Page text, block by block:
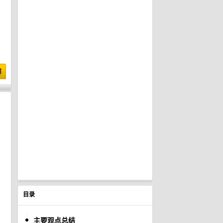
目录
主要观点总结